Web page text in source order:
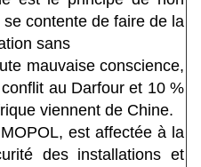
contente de faire de la
sans
mauvaise conscience,
au Darfour et 10 %
viennent de Chine.
est affectée à la
des installations et